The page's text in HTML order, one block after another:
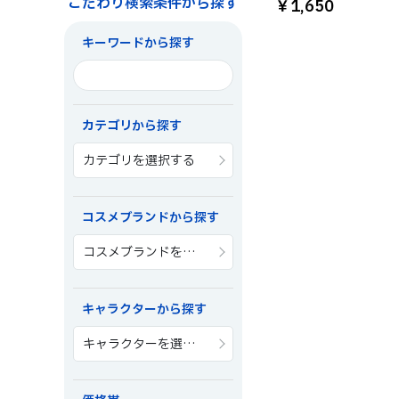
キーワードから探す
カテゴリから探す
カテゴリを選択する
コスメブランドから探す
コスメブランドを選択する
キャラクターから探す
キャラクターを選択する
￥1,650